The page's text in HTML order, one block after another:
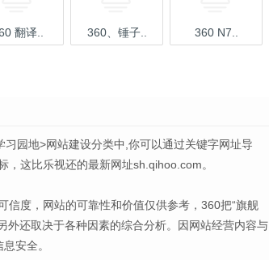
翻译.. 360、锤子.. 360 N7..
习园地>网站建设分类中,你可以通过关键字网址导
这比乐视还的最新网址sh.qihoo.com。
信度，网站的可靠性和价值仅供参考，360把“旗舰
外还取决于各种因素的综合分析。因网站经营内容与
安全。